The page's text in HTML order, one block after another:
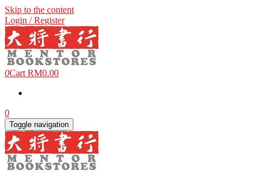
Skip to the content
Login / Register
0Cart RM0.00
0
Toggle navigation